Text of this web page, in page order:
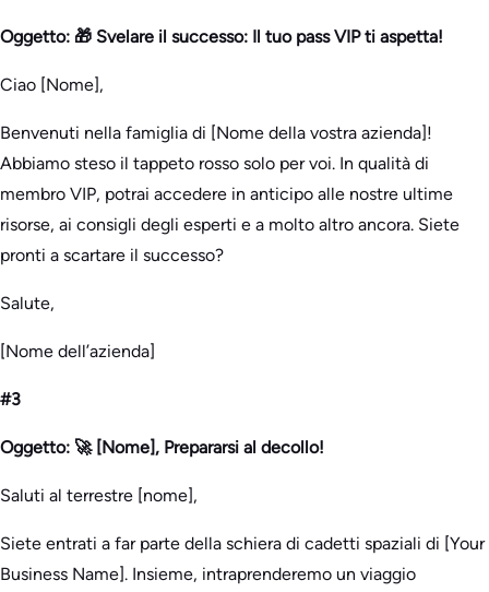
Oggetto: 🎁 Svelare il successo: Il tuo pass VIP ti aspetta!
Ciao [Nome],
Benvenuti nella famiglia di [Nome della vostra azienda]!
Abbiamo steso il tappeto rosso solo per voi. In qualità di
membro VIP, potrai accedere in anticipo alle nostre ultime
risorse, ai consigli degli esperti e a molto altro ancora. Siete
pronti a scartare il successo?
Salute,
[Nome dell’azienda]
#3
Oggetto: 🚀 [Nome], Prepararsi al decollo!
Saluti al terrestre [nome],
Siete entrati a far parte della schiera di cadetti spaziali di [Your
Business Name]. Insieme, intraprenderemo un viaggio